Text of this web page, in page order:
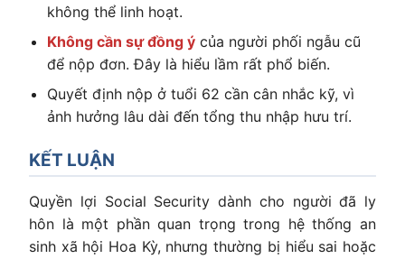
không thể linh hoạt.
Không cần sự đồng ý của người phối ngẫu cũ
để nộp đơn. Đây là hiểu lầm rất phổ biến.
Quyết định nộp ở tuổi 62 cần cân nhắc kỹ, vì
ảnh hưởng lâu dài đến tổng thu nhập hưu trí.
KẾT LUẬN
Quyền lợi Social Security dành cho người đã ly
hôn là một phần quan trọng trong hệ thống an
sinh xã hội Hoa Kỳ, nhưng thường bị hiểu sai hoặc